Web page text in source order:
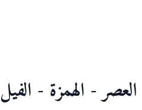
العصر - الهمزة - الفيل